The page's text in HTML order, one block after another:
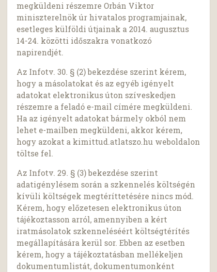
megküldeni részemre Orbán Viktor
miniszterelnök úr hivatalos programjainak,
esetleges külföldi útjainak a 2014. augusztus
14-24. közötti időszakra vonatkozó
napirendjét.
Az Infotv. 30. § (2) bekezdése szerint kérem,
hogy a másolatokat és az egyéb igényelt
adatokat elektronikus úton szíveskedjen
részemre a feladó e-mail címére megküldeni.
Ha az igényelt adatokat bármely okból nem
lehet e-mailben megküldeni, akkor kérem,
hogy azokat a kimittud.atlatszo.hu weboldalon
töltse fel.
Az Infotv. 29. § (3) bekezdése szerint
adatigénylésem során a szkennelés költségén
kívüli költségek megtéríttetésére nincs mód.
Kérem, hogy előzetesen elektronikus úton
tájékoztasson arról, amennyiben a kért
iratmásolatok szkenneléséért költségtérítés
megállapítására kerül sor. Ebben az esetben
kérem, hogy a tájékoztatásban mellékeljen
dokumentumlistát, dokumentumonként